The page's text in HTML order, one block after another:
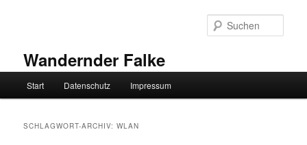
Wandernder Falke
Start Datenschutz Impressum
SCHLAGWORT-ARCHIV:WLAN